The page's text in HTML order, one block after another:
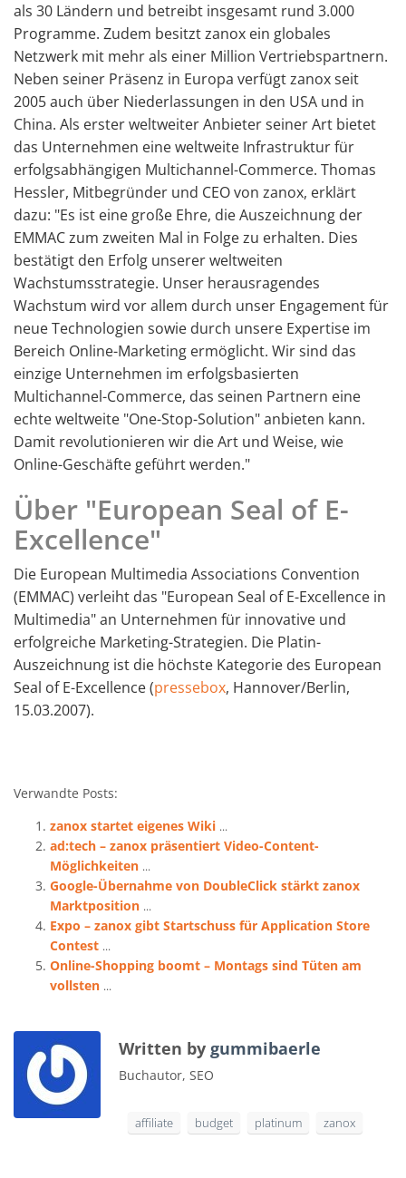
als 30 Ländern und betreibt insgesamt rund 3.000
Programme. Zudem besitzt zanox ein globales
Netzwerk mit mehr als einer Million Vertriebspartnern.
Neben seiner Präsenz in Europa verfügt zanox seit
2005 auch über Niederlassungen in den USA und in
China. Als erster weltweiter Anbieter seiner Art bietet
das Unternehmen eine weltweite Infrastruktur für
erfolgsabhängigen Multichannel-Commerce. Thomas
Hessler, Mitbegründer und CEO von zanox, erklärt
dazu: "Es ist eine große Ehre, die Auszeichnung der
EMMAC zum zweiten Mal in Folge zu erhalten. Dies
bestätigt den Erfolg unserer weltweiten
Wachstumsstrategie. Unser herausragendes
Wachstum wird vor allem durch unser Engagement für
neue Technologien sowie durch unsere Expertise im
Bereich Online-Marketing ermöglicht. Wir sind das
einzige Unternehmen im erfolgsbasierten
Multichannel-Commerce, das seinen Partnern eine
echte weltweite "One-Stop-Solution" anbieten kann.
Damit revolutionieren wir die Art und Weise, wie
Online-Geschäfte geführt werden."
Über "European Seal of E-
Excellence"
Die European Multimedia Associations Convention
(EMMAC) verleiht das "European Seal of E-Excellence in
Multimedia" an Unternehmen für innovative und
erfolgreiche Marketing-Strategien. Die Platin-
Auszeichnung ist die höchste Kategorie des European
Seal of E-Excellence (pressebox, Hannover/Berlin,
15.03.2007).
Verwandte Posts:
zanox startet eigenes Wiki ...
ad:tech – zanox präsentiert Video-Content-
Möglichkeiten ...
Google-Übernahme von DoubleClick stärkt zanox
Marktposition ...
Expo – zanox gibt Startschuss für Application Store
Contest ...
Online-Shopping boomt – Montags sind Tüten am
vollsten ...
Written by gummibaerle
Buchautor, SEO
affiliate budget platinum zanox